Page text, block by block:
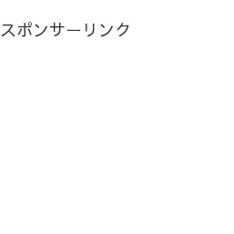
スポンサーリンク